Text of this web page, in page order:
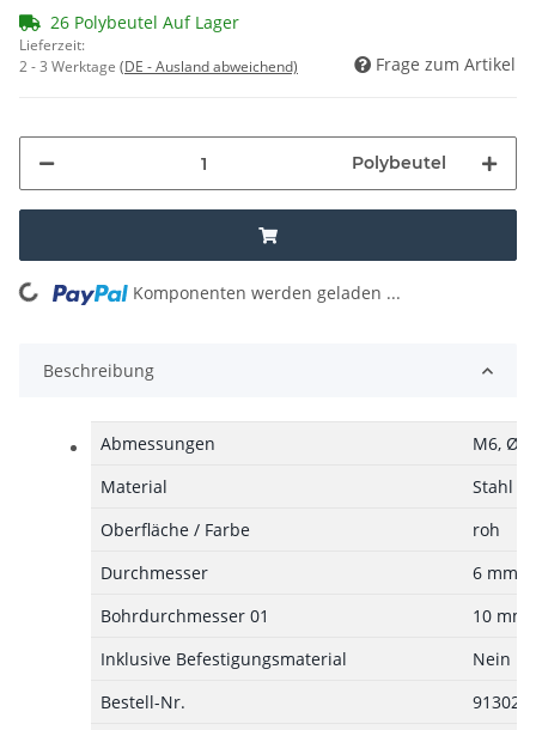
26 Polybeutel Auf Lager
Lieferzeit:
2 - 3 Werktage (DE - Ausland abweichend) Frage zum Artikel
Polybeutel
Loading... Komponenten werden geladen ...
Beschreibung
Abmessungen
M6, Ø6
Material
Stahl
Oberfläche / Farbe
roh
Durchmesser
6 mm
Bohrdurchmesser 01
10 mm
Inklusive Befestigungsmaterial
Nein
Bestell-Nr.